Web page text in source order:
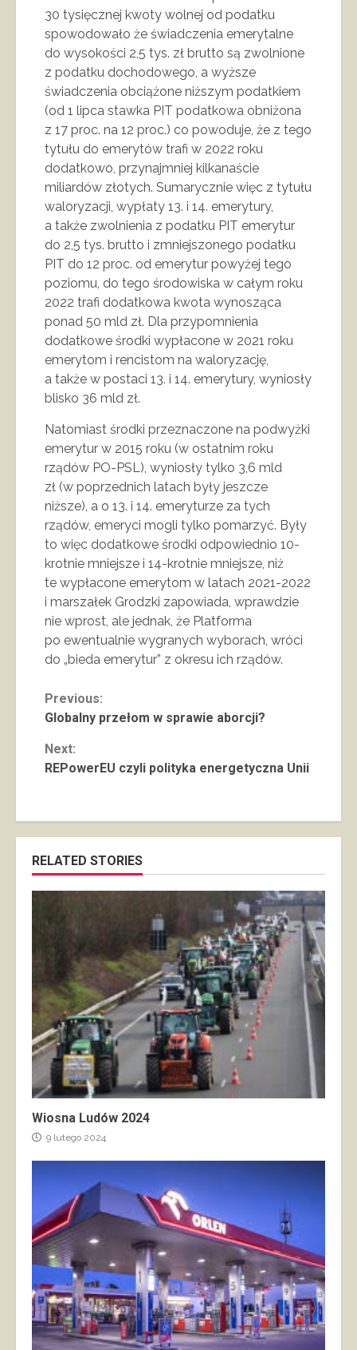
30 tysięcznej kwoty wolnej od podatku
spowodowało że świadczenia emerytalne
do wysokości 2,5 tys. zł brutto są zwolnione
z podatku dochodowego, a wyższe
świadczenia obciążone niższym podatkiem
(od 1 lipca stawka PIT podatkowa obniżona
z 17 proc. na 12 proc.) co powoduje, że z tego
tytułu do emerytów trafi w 2022 roku
dodatkowo, przynajmniej kilkanaście
miliardów złotych. Sumarycznie więc z tytułu
waloryzacji, wypłaty 13. i 14. emerytury,
a także zwolnienia z podatku PIT emerytur
do 2,5 tys. brutto i zmniejszonego podatku
PIT do 12 proc. od emerytur powyżej tego
poziomu, do tego środowiska w całym roku
2022 trafi dodatkowa kwota wynosząca
ponad 50 mld zł. Dla przypomnienia
dodatkowe środki wypłacone w 2021 roku
emerytom i rencistom na waloryzację,
a także w postaci 13. i 14. emerytury, wyniosły
blisko 36 mld zł.
Natomiast środki przeznaczone na podwyżki
emerytur w 2015 roku (w ostatnim roku
rządów PO-PSL), wyniosły tylko 3,6 mld
zł (w poprzednich latach były jeszcze
niższe), a o 13. i 14. emeryturze za tych
rządów, emeryci mogli tylko pomarzyć. Były
to więc dodatkowe środki odpowiednio 10-
krotnie mniejsze i 14-krotnie mniejsze, niż
te wypłacone emerytom w latach 2021-2022
i marszałek Grodzki zapowiada, wprawdzie
nie wprost, ale jednak, że Platforma
po ewentualnie wygranych wyborach, wróci
do „bieda emerytur” z okresu ich rządów.
Continue
Previous:
Globalny przełom w sprawie aborcji?
Next:
REPowerEU czyli polityka energetyczna Unii
RELATED STORIES
Wiosna Ludów 2024
9 lutego 2024